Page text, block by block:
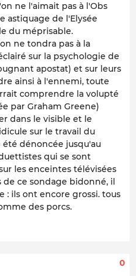
ne l'aimait pas à l'Obs
astiquage de l'Elysée
du méprisable.
ne tondra pas à la
sur la psychologie de
apostat) et sur leurs
ainsi à l'ennemi, toute
comprendre la volupté
par Graham Greene)
dans le visible et le
sur le travail du
dénoncée jusqu'au
qui se sont
les enceintes télévisées
ce sondage bidonné, il
: ils ont encore grossi. tous
des porcs.
0